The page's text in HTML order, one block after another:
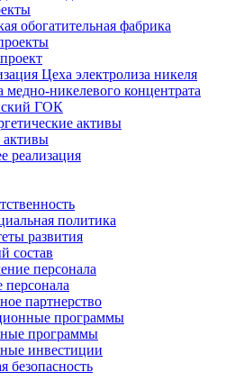
обогатительная фабрика
Цеха электролиза никеля
медно-никелевого концентрата
ГОК
активы
активы
реализация
политика
развития
состав
персонала
персонала
партнерство
программы
программы
инвестиции